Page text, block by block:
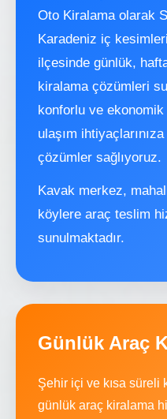
Oto Kiralama olarak
Karadeniz iç
ilçesinde günlük,
kiralama çözümleri
konforlu ve
ulaşım
çözümler sağlıyoruz.
Kavak merkez,
köylere araç teslim
sunulmaktadır.
Günlük Araç
Şehir içi ve kısa süreli
günlük araç kiralama